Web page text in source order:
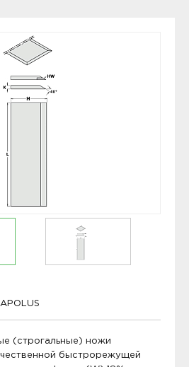
(строгальные) ножи
быстрорежущей